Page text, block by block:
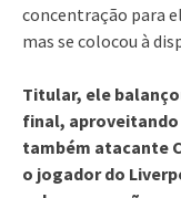
concentração para
mas se colocou à
Titular, ele
final,
também atacante
o jogador do